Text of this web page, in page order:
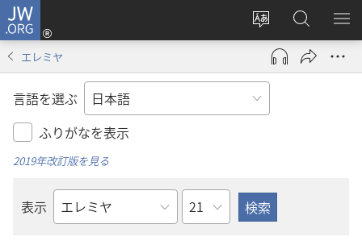
JW.ORG
サ
イ
ト
の
言
え
る
ロ
グ
ン
し
で
開
JW.ORG
の
検
メ
を
エレミヤ
言語を選ぶ
ふりがなを表示
2019年改訂版を見る
表示
聖
章